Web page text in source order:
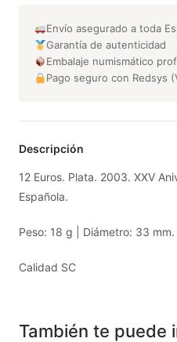
Envío asegurado a toda
Garantía de autenticidad
Embalaje numismático
Pago seguro con Redsys
Descripción
12 Euros. Plata. 2003. XXV
Española.
Peso: 18 g | Diámetro: 33 mm.
Calidad SC
También te puede